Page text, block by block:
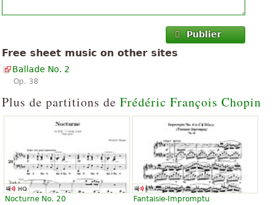
« »
«Merci de très belles pièces !
«cool»
«Bon!»
Publier
Free sheet music on other sites
Ballade No. 2
Op. 38
Plus de partitions de Frédéric François Chopin
Nocturne No. 20
Fantaisie-Impromptu